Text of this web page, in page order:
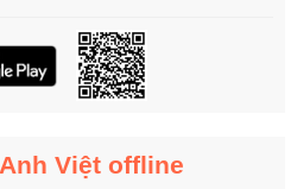
Việt offline